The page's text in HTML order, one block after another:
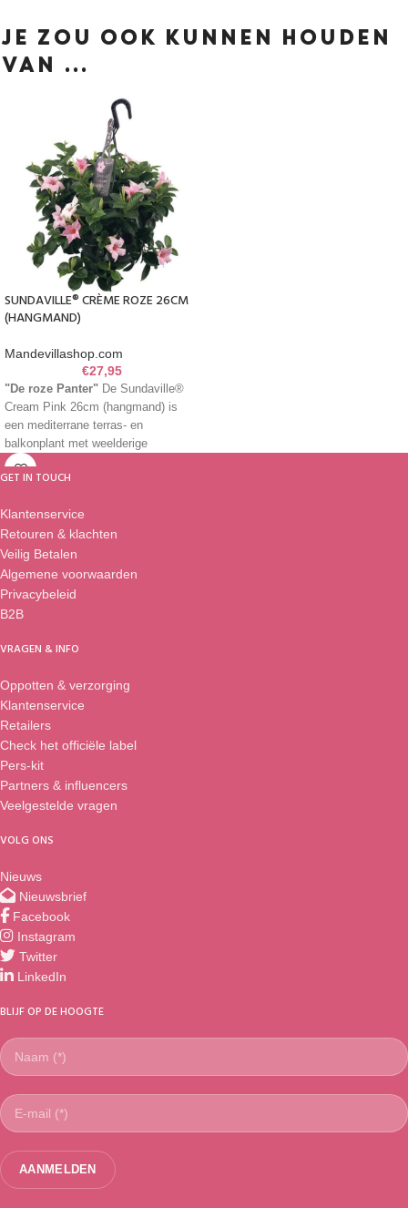
JE ZOU OOK KUNNEN HOUDEN
VAN …
SUNDAVILLE® CRÈME ROZE 26CM
(HANGMAND)
Mandevillashop.com
€27,95
"De roze Panter" De Sundaville®
Cream Pink 26cm (hangmand) is
een mediterrane terras- en
balkonplant met weelderige
trompetvormige bloemen. Van april
tot eind oktober straalt de plant met
kleur zorgt voor een vrolijke en
zomerse uitstraling buiten. De
hangpot bevat een 'Smart Hang
System' waardoor je de pot
eenvoudig ophangt, ook tegen een
muur of schutting.
GET IN TOUCH
Klantenservice
Retouren & klachten
Veilig Betalen
Algemene voorwaarden
Privacybeleid
B2B
VRAGEN & INFO
Oppotten & verzorging
Klantenservice
Retailers
Check het officiële label
Pers-kit
Partners & influencers
Veelgestelde vragen
VOLG ONS
Nieuws
Nieuwsbrief
Facebook
Instagram
Twitter
LinkedIn
BLIJF OP DE HOOGTE